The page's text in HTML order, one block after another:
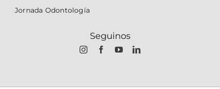
Jornada Odontología
Seguinos